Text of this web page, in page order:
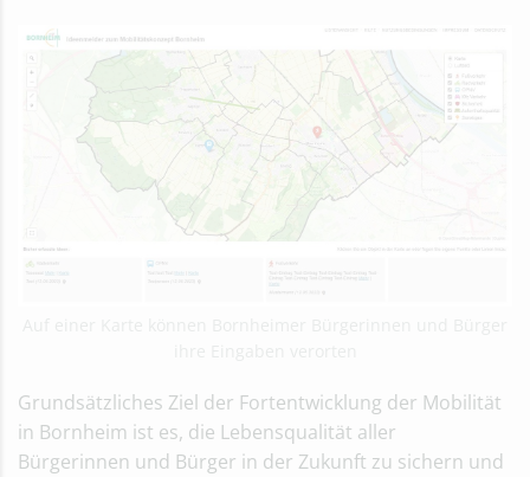
Grundsätzliches Ziel der Fortentwicklung der Mobilität
in Bornheim ist es, die Lebensqualität aller
Bürgerinnen und Bürger in der Zukunft zu sichern und